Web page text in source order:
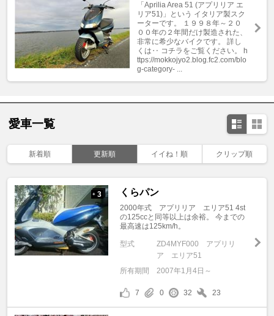
「Aprilia Area 51 (アプリリア エ
リア51)」という イタリア製スク
ーターです。 １９９８年～２０
００年の２年間だけ製造された、
非常に希少なバイクです。 詳し
くは‥ コチラをご覧ください。 h
ttps://mokkojyo2.blog.fc2.com/blo
g-category- ...
愛車一覧
新着順 更新順 イイね！順 クリップ順
+ 3 くらパン
2000年式 アプリリア エリア51 4st
の125ccと同等以上は余裕。 今までの
最高速は125km/h。
型式
ZD4MYF000 アプリリ
ア エリア51
所有期間
2007年1月4日～
7 0 32 23